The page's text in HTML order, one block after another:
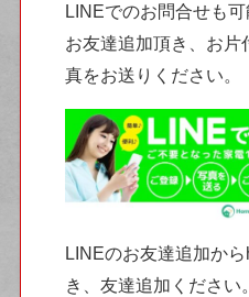
LINEでのお問合せも可
お友達追加頂き、お片
真をお送りください。
LINEのお友達追加か
き、友達追加くださ